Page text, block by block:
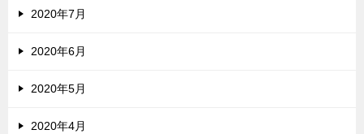
2020年7月
2020年6月
2020年5月
2020年4月